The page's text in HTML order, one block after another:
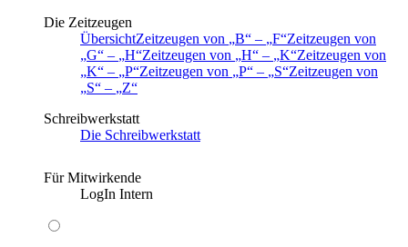
Die Zeitzeugen
ÜbersichtZeitzeugen von B – F Zeitzeugen von
G
– H Zeitzeugen von H – K Zeitzeugen von
K
– P Zeitzeugen von P – S Zeitzeugen von
S
–
Z
Schreibwerkstatt
Die Schreibwerkstatt
Für Mitwirkende
LogIn Intern